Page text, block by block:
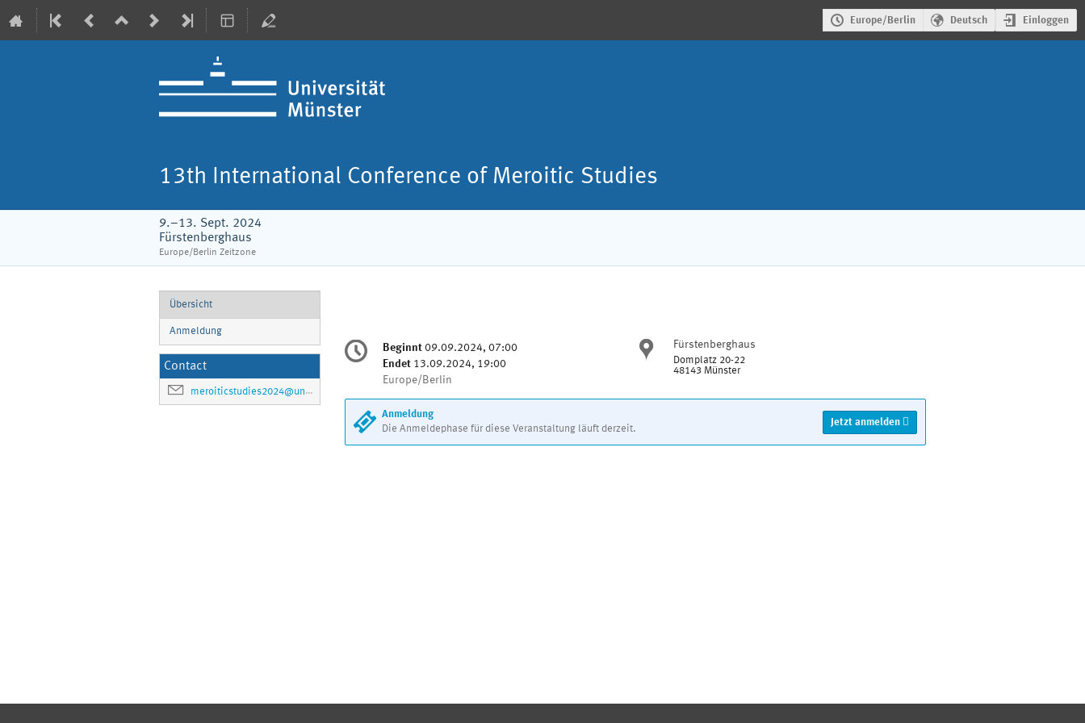
Europe/Berlin Deutsch Einloggen
13th International Conference of Meroitic Studies
9.–13. Sept. 2024
Fürstenberghaus
Europe/Berlin Zeitzone
Veranstaltungsmenü
Übersicht
Anmeldung
Contact
meroiticstudies2024@uni-muenster.de
Konferenzinformationen
Datum/Zeit
Beginnt 09.09.2024, 07:00
Endet 13.09.2024, 19:00
Alle
Zeiten
in
Europe/Berlin
Europe/Berlin
Ort
Fürstenberghaus
Domplatz 20-22
48143 Münster
Anmeldung
Die Anmeldephase für diese Veranstaltung läuft derzeit.
Jetzt anmelden